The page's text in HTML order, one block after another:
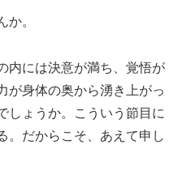
か。
内には決意が満ち、覚悟が
が身体の奥から湧き上がっ
しょうか。こういう節目に
。だからこそ、あえて申し